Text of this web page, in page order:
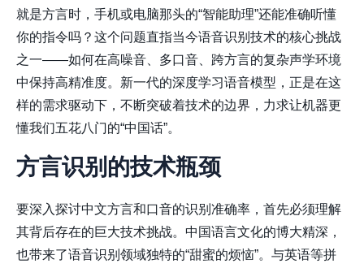
就是方言时，手机或电脑那头的“智能助理”还能准确听懂
你的指令吗？这个问题直指当今语音识别技术的核心挑战
之一——如何在高噪音、多口音、跨方言的复杂声学环境
中保持高精准度。新一代的深度学习语音模型，正是在这
样的需求驱动下，不断突破着技术的边界，力求让机器更
懂我们五花八门的“中国话”。
方言识别的技术瓶颈
要深入探讨中文方言和口音的识别准确率，首先必须理解
其背后存在的巨大技术挑战。中国语言文化的博大精深，
也带来了语音识别领域独特的“甜蜜的烦恼”。与英语等拼